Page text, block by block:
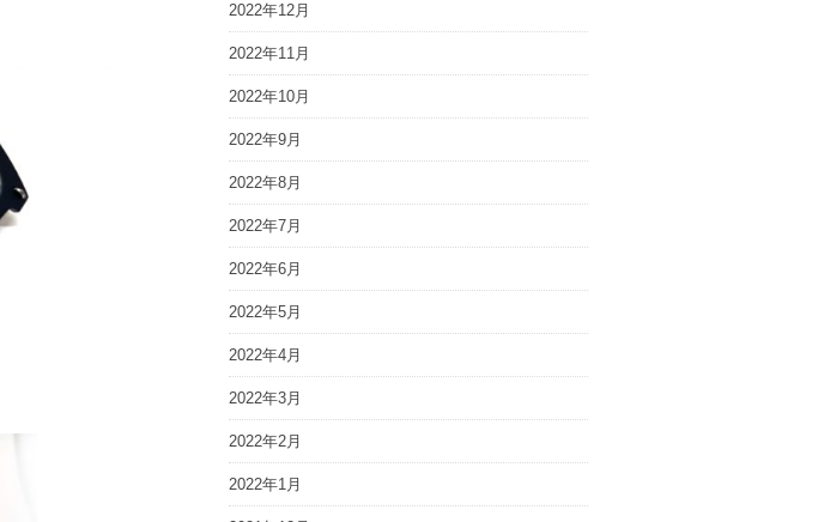
2022年12月
2022年11月
2022年10月
2022年9月
2022年8月
2022年7月
2022年6月
2022年5月
2022年4月
2022年3月
2022年2月
2022年1月